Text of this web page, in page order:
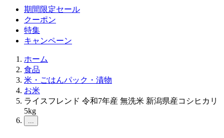
期間限定セール
クーポン
特集
キャンペーン
ホーム
食品
米・ごはんパック・漬物
お米
ライスフレンド 令和7年産 無洗米 新潟県産コシヒカリ
5kg
...